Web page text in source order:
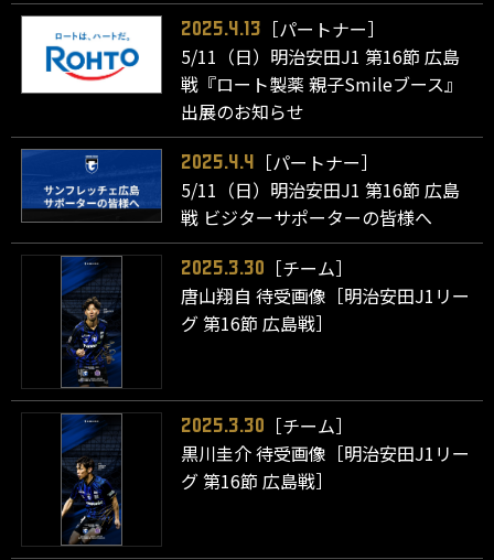
2025.4.13
［パートナー］
5/11（日）明治安田J1 第16節 広島
戦『ロート製薬 親子Smileブース』
出展のお知らせ
2025.4.4
［パートナー］
5/11（日）明治安田J1 第16節 広島
戦 ビジターサポーターの皆様へ
2025.3.30
［チーム］
唐山翔自 待受画像［明治安田J1リー
グ 第16節 広島戦］
2025.3.30
［チーム］
黒川圭介 待受画像［明治安田J1リー
グ 第16節 広島戦］